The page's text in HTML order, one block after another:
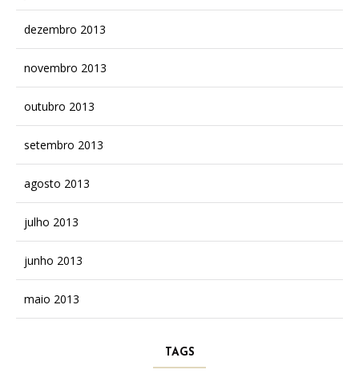
dezembro 2013
novembro 2013
outubro 2013
setembro 2013
agosto 2013
julho 2013
junho 2013
maio 2013
TAGS